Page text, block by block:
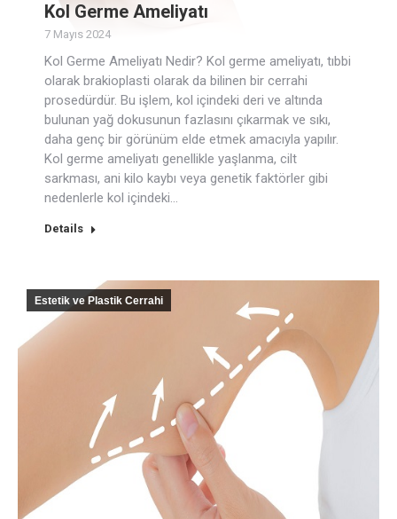
Kol Germe Ameliyatı
7 Mayıs 2024
Kol Germe Ameliyatı Nedir? Kol germe ameliyatı, tıbbi
olarak brakioplasti olarak da bilinen bir cerrahi
prosedürdür. Bu işlem, kol içindeki deri ve altında
bulunan yağ dokusunun fazlasını çıkarmak ve sıkı,
daha genç bir görünüm elde etmek amacıyla yapılır.
Kol germe ameliyatı genellikle yaşlanma, cilt
sarkması, ani kilo kaybı veya genetik faktörler gibi
nedenlerle kol içindeki…
Details
Estetik ve Plastik Cerrahi